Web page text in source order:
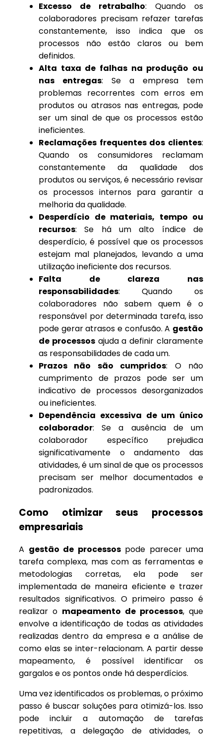
Excesso de retrabalho: Quando os
colaboradores precisam refazer tarefas
constantemente, isso indica que os
processos não estão claros ou bem
definidos.
Alta taxa de falhas na produção ou
nas entregas: Se a empresa tem
problemas recorrentes com erros em
produtos ou atrasos nas entregas, pode
ser um sinal de que os processos estão
ineficientes.
Reclamações frequentes dos clientes:
Quando os consumidores reclamam
constantemente da qualidade dos
produtos ou serviços, é necessário revisar
os processos internos para garantir a
melhoria da qualidade.
Desperdício de materiais, tempo ou
recursos: Se há um alto índice de
desperdício, é possível que os processos
estejam mal planejados, levando a uma
utilização ineficiente dos recursos.
Falta de clareza nas
responsabilidades: Quando os
colaboradores não sabem quem é o
responsável por determinada tarefa, isso
pode gerar atrasos e confusão. A gestão
de processosajuda a definir claramente
as responsabilidades de cada um.
Prazos não são cumpridos: O não
cumprimento de prazos pode ser um
indicativo de processos desorganizados
ou ineficientes.
Dependência excessiva de um único
colaborador: Se a ausência de um
colaborador específico prejudica
significativamente o andamento das
atividades, é um sinal de que os processos
precisam ser melhor documentados e
padronizados.
Como otimizar seus processos
empresariais
A gestão de processospode parecer uma
tarefa complexa, mas com as ferramentas e
metodologias corretas, ela pode ser
implementada de maneira eficiente e trazer
resultados significativos. O primeiro passo é
realizar o mapeamento de processos, que
envolve a identificação de todas as atividades
realizadas dentro da empresa e a análise de
como elas se inter-relacionam. A partir desse
mapeamento, é possível identificar os
gargalos e os pontos onde há desperdícios.
Uma vez identificados os problemas, o próximo
passo é buscar soluções para otimizá-los. Isso
pode incluir a automação de tarefas
repetitivas, a delegação de atividades, o